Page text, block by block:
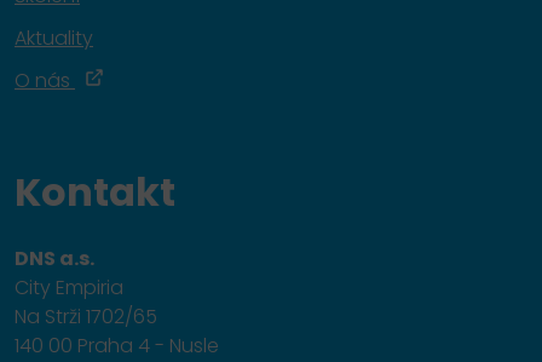
Aktuality
O nás
Kontakt
DNS a.s.
City Empiria
Na Strži 1702/65
140 00 Praha 4 - Nusle